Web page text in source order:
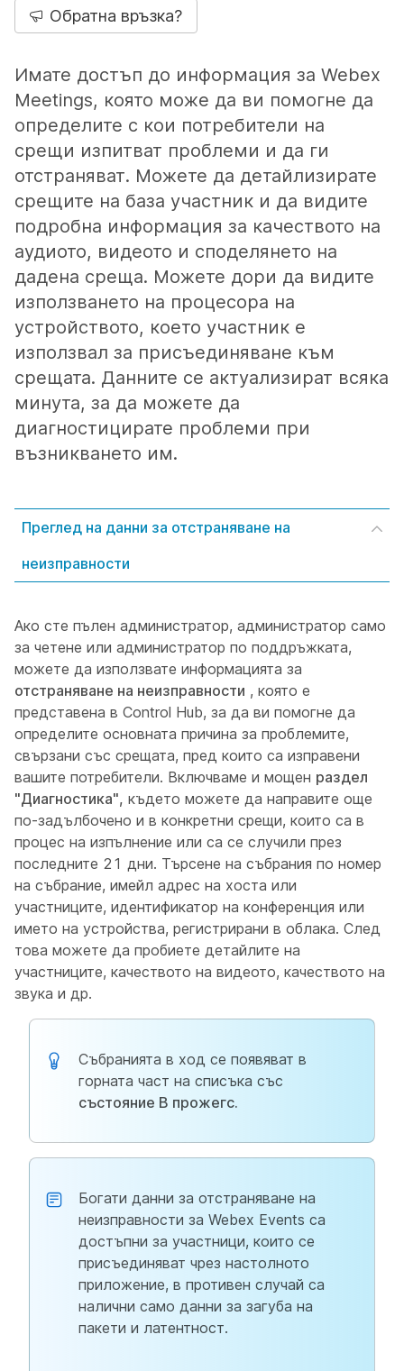
Обратна връзка?
Имате достъп до информация за Webex
Meetings, която може да ви помогне да
определите с кои потребители на
срещи изпитват проблеми и да ги
отстраняват. Можете да детайлизирате
срещите на база участник и да видите
подробна информация за качеството на
аудиото, видеото и споделянето на
дадена среща. Можете дори да видите
използването на процесора на
устройството, което участник е
използвал за присъединяване към
срещата. Данните се актуализират всяка
минута, за да можете да
диагностицирате проблеми при
възникването им.
Преглед на данни за отстраняване на
неизправности
Ако сте пълен администратор, администратор само
за четене или администратор по поддръжката,
можете да използвате информацията за
отстраняване на неизправности , която е
представена в Control Hub, за да ви помогне да
определите основната причина за проблемите,
свързани със срещата, пред които са изправени
вашите потребители. Включваме и мощен раздел
"Диагностика", където можете да направите още
по-задълбочено и в конкретни срещи, които са в
процес на изпълнение или са се случили през
последните 21 дни. Търсене на събрания по номер
на събрание, имейл адрес на хоста или
участниците, идентификатор на конференция или
името на устройства, регистрирани в облака. След
това можете да пробиете детайлите на
участниците, качеството на видеото, качеството на
звука и др.
Събранията в ход се появяват в
горната част на списъка със
състояние В прожегс.
Богати данни за отстраняване на
неизправности за Webex Events са
достъпни за участници, които се
присъединяват чрез настолното
приложение, в противен случай са
налични само данни за загуба на
пакети и латентност.